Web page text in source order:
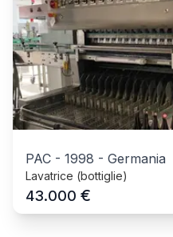
PAC - 1998 - Germania
Lavatrice (bottiglie)
43.000 €